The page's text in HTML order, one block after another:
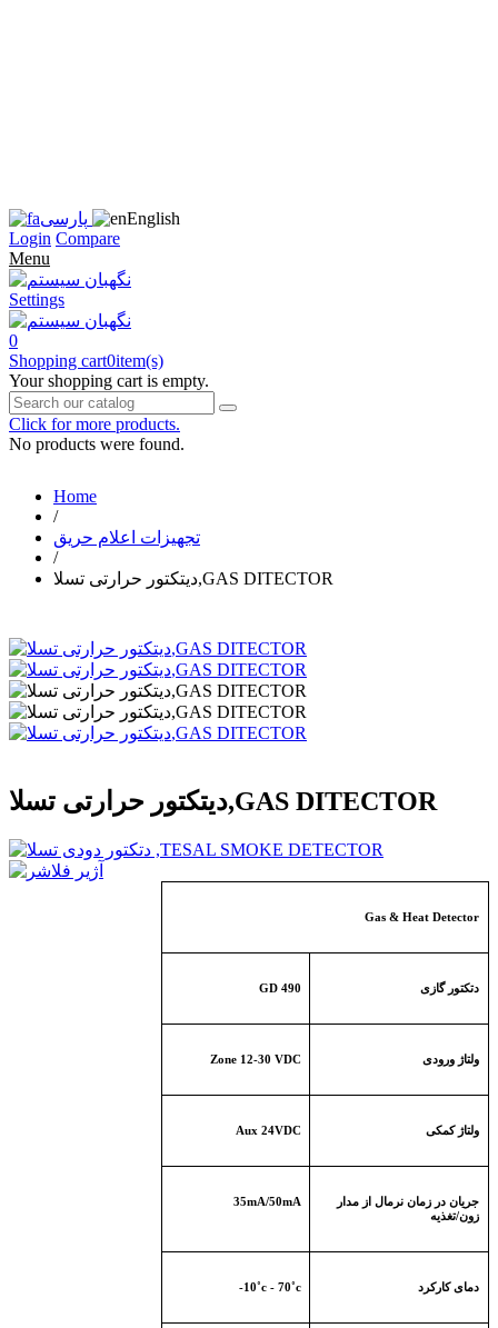
پارسی
English
Login Compare
Menu
Settings
0
Shopping cart0item(s)
Your shopping cart is empty.
Click for more products.
No products were found.
Home
/
تجهیزات اعلام حریق
/
دیتکتور حرارتی تسلا,GAS DITECTOR
دیتکتور حرارتی تسلا,GAS DITECTOR
Gas & Heat Detector
دتکتور گازی GD 490
ولتاژ ورودی Zone 12-30 VDC
ولتاژ کمکی Aux 24VDC
جریان در زمان نرمال از مدار
زون/تغذیه
35mA/50mA
دمای کارکرد -10˚c - 70˚c